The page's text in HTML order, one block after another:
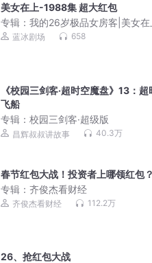
美女在上-1988集 超大红包
专辑：我的26岁极品女房客|美女在
高智权谋|香艳爆笑
蓝冰剧场 658
《校园三剑客·超时空魔盘》13：超
飞船
专辑：校园三剑客·超级版
昌辉叔叔讲故事 40.3万
春节红包大战！投资者上哪领红包？
专辑：齐俊杰看财经
齐俊杰看财经 112.2万
26、抢红包大战